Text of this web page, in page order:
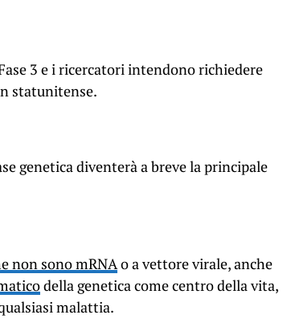
3 e iricercatori intendono richiedere
statunitense.
genetica diventerà a breve la principale
non sono mRNAo a vettore virale, anche
della genetica come centro della vita,
malattia.